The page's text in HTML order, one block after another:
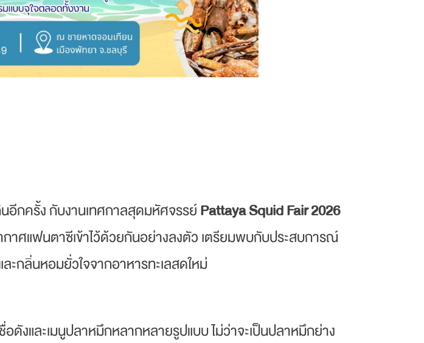
อีกครั้ง กับงานเทศกาลสุดมหัศจรรย์Pattaya Squid Fair 2026
าศแฟนตาซีเข้าไว้ด้วยกันอย่างลงตัว เตรียมพบกับประสบการณ์
ะกลิ่นหอมยั่วใจจากอาหารทะเลสดใหม่
งและเมนูปลาหมึกหลากหลายรูปแบบ ไม่ว่าจะเป็นปลาหมึกย่าง